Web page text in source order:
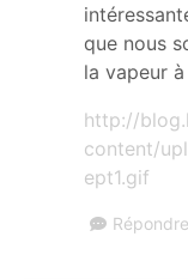
que nous
la vapeur
http://
content/
ept1.gif
Répondre